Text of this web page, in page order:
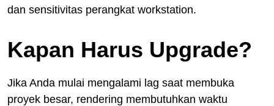
dan sensitivitas perangkat workstation.
Kapan Harus Upgrade?
Jika Anda mulai mengalami lag saat membuka
proyek besar, rendering membutuhkan waktu